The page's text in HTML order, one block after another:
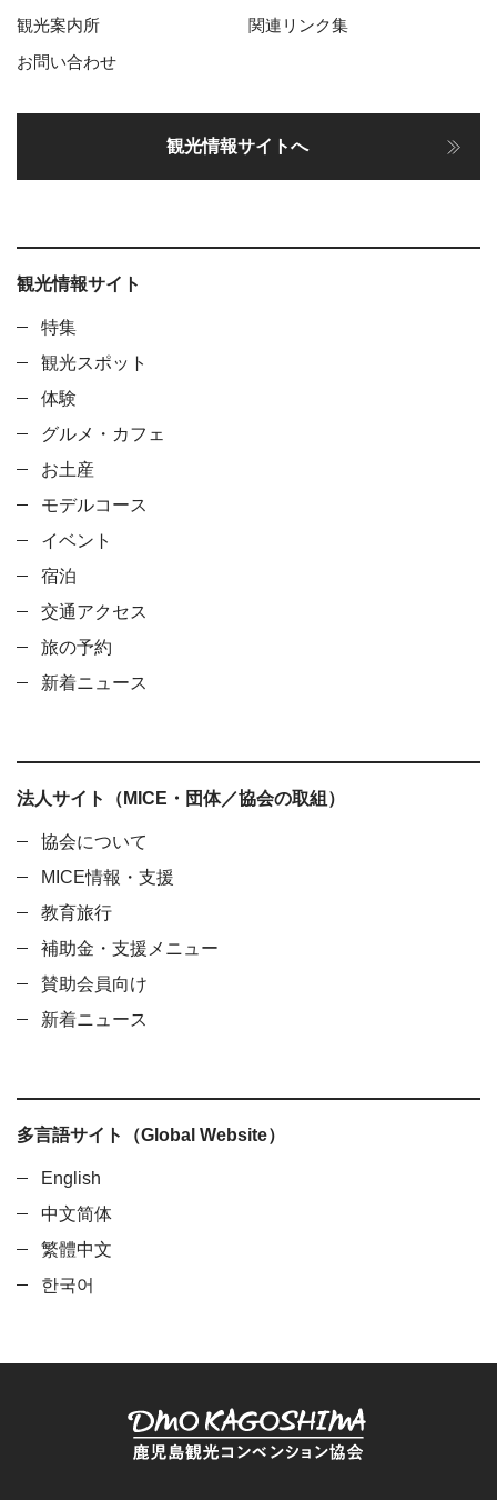
観光案内所
関連リンク集
お問い合わせ
観光情報サイトへ
観光情報サイト
特集
観光スポット
体験
グルメ・カフェ
お土産
モデルコース
イベント
宿泊
交通アクセス
旅の予約
新着ニュース
法人サイト（MICE・団体／協会の取組）
協会について
MICE情報・支援
教育旅行
補助金・支援メニュー
賛助会員向け
新着ニュース
多言語サイト（Global Website）
English
中文简体
繁體中文
한국어